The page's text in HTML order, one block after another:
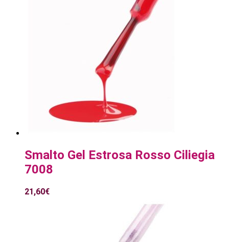
Smalto Gel Estrosa Rosso Ciliegia
7008
21,60€